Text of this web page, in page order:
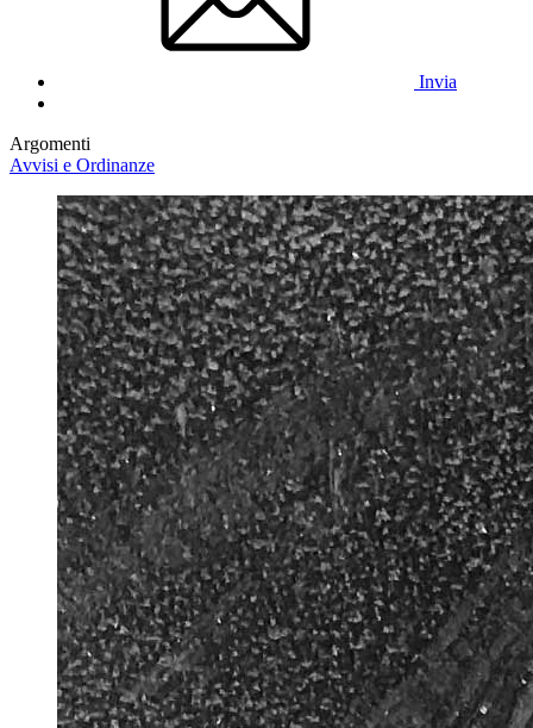
Invia
Argomenti
Avvisi e Ordinanze